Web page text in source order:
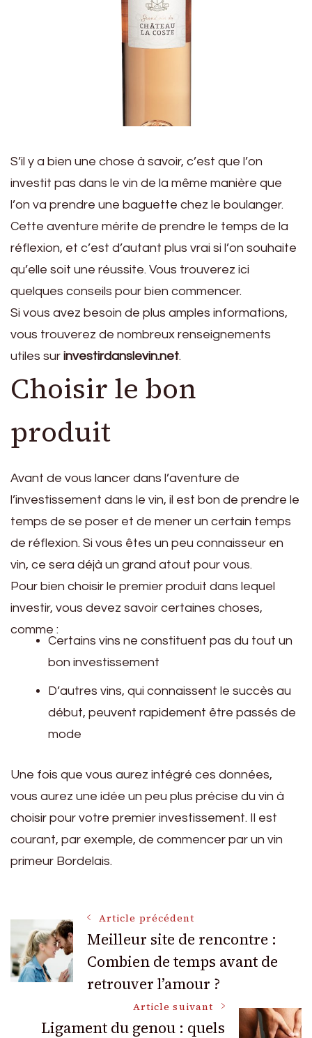
S’il y a bien une chose à savoir, c’est que l’on
investit pas dans le vin de la même manière que
l’on va prendre une baguette chez le boulanger.
Cette aventure mérite de prendre le temps de la
réflexion, et c’est d’autant plus vrai si l’on souhaite
qu’elle soit une réussite. Vous trouverez ici
quelques conseils pour bien commencer.
Si vous avez besoin de plus amples informations,
vous trouverez de nombreux renseignements
utiles sur investirdanslevin.net.
Choisir le bon
produit
Avant de vous lancer dans l’aventure de
l’investissement dans le vin, il est bon de prendre le
temps de se poser et de mener un certain temps
de réflexion. Si vous êtes un peu connaisseur en
vin, ce sera déjà un grand atout pour vous.
Pour bien choisir le premier produit dans lequel
investir, vous devez savoir certaines choses,
comme :
Certains vins ne constituent pas du tout un
bon investissement
D’autres vins, qui connaissent le succès au
début, peuvent rapidement être passés de
mode
Une fois que vous aurez intégré ces données,
vous aurez une idée un peu plus précise du vin à
choisir pour votre premier investissement. Il est
courant, par exemple, de commencer par un vin
primeur Bordelais.
Navigation
des
articles
Article précédent
Meilleur site de rencontre :
Combien de temps avant de
retrouver l’amour ?
Article suivant
Ligament du genou : quels